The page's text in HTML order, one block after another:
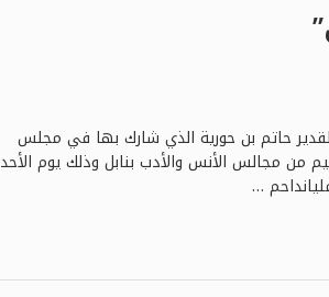
حاتم بن حورية الذي شارك بها في مجلس
من مجالس الأنس والأدب بنابل وذلك يوم الأحد